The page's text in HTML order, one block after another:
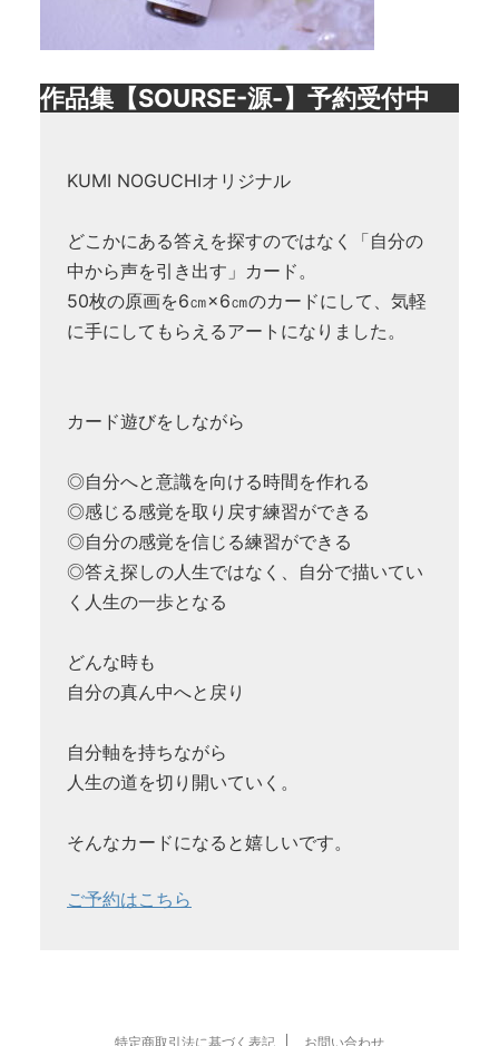
作品集【SOURSE-源-】予約受付中
KUMI NOGUCHIオリジナル
どこかにある答えを探すのではなく「自分の
中から声を引き出す」カード。
50枚の原画を6㎝×6㎝のカードにして、気軽
に手にしてもらえるアートになりました。
カード遊びをしながら
◎自分へと意識を向ける時間を作れる
◎感じる感覚を取り戻す練習ができる
◎自分の感覚を信じる練習ができる
◎答え探しの人生ではなく、自分で描いてい
く人生の一歩となる
どんな時も
自分の真ん中へと戻り
自分軸を持ちながら
人生の道を切り開いていく。
そんなカードになると嬉しいです。
ご予約はこちら
特定商取引法に基づく表記 お問い合わせ